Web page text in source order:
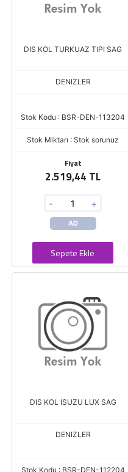
DIS KOL TURKUAZ TIPI SAG
DENIZLER
Stok Kodu : BSR-DEN-113204
Stok Miktarı : Stok sorunuz
Fiyat
2.519,44 TL
- +
AD
Sepete Ekle
DIS KOL ISUZU LUX SAG
DENIZLER
Stok Kodu : BSR-DEN-112204